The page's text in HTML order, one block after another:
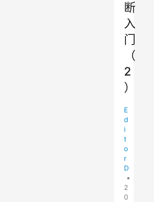
断
入
门
（
2
）
E
d
i
t
o
r
D
•
2
0